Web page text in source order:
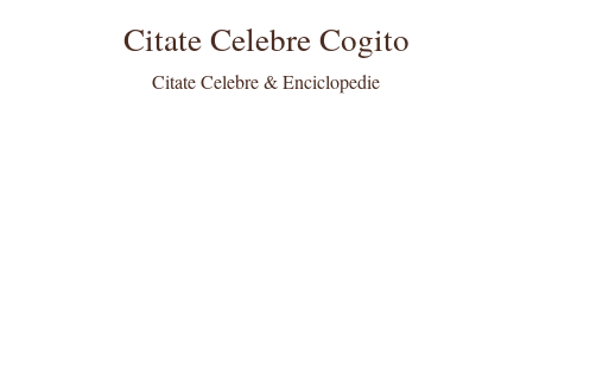
Citate Celebre Cogito
Citate Celebre & Enciclopedie